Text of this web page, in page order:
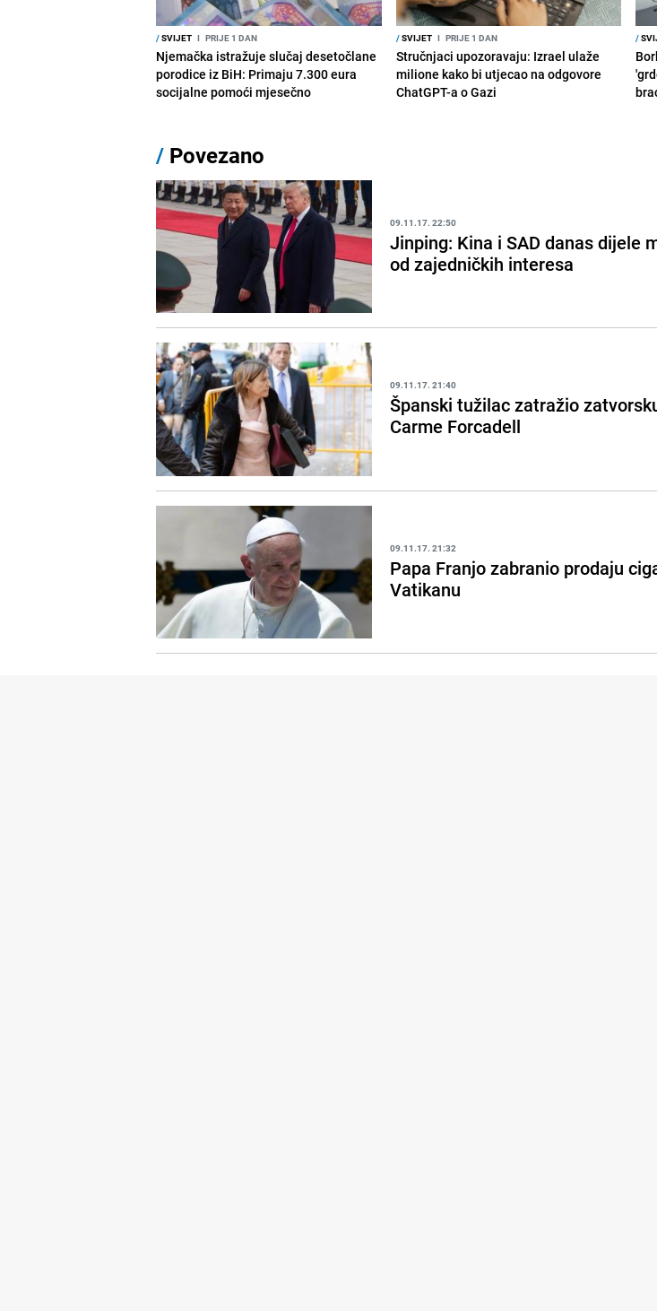
/SVIJET I PRIJE 1 DAN
Njemačka istražuje slučaj desetočlane
porodice iz BiH: Primaju 7.300 eura
socijalne pomoći mjesečno
/SVIJET I PRIJE 1 DAN
Stručnjaci upozoravaju: Izrael ulaže
milione kako bi utjecao na odgovore
ChatGPT-a o Gazi
/
/ Povezano
09.11.17. 22:50
Jinping: Kina i SAD danas dijele
od zajedničkih interesa
09.11.17. 21:40
Španski tužilac zatražio
Carme Forcadell
09.11.17. 21:32
Papa Franjo zabranio prodaju
Vatikanu